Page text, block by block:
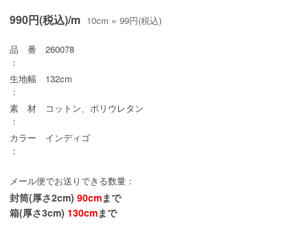
990円(税込)/m 10cm = 99円(税込)
品 番
：
260078
生地幅
：
132cm
素 材
：
コットン、ポリウレタン
カラー
：
インディゴ
メール便でお送りできる数量：
封筒(厚さ2cm) 90cmまで
箱(厚さ3cm) 130cmまで